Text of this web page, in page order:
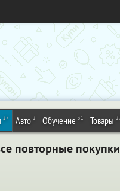
27 Авто 2 Обучение 31 Товары
повторные